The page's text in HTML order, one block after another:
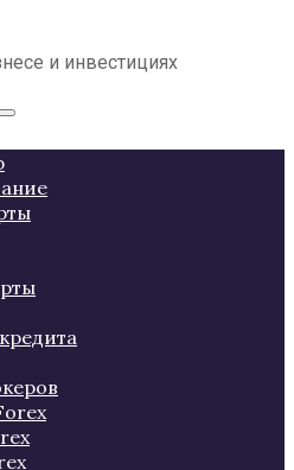
и инвестициях